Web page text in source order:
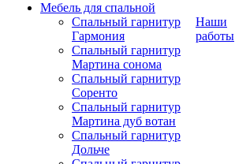
Мебель для спальной
Спальный гарнитур
Гармония
Спальный гарнитур
Мартина сонома
Спальный гарнитур
Соренто
Спальный гарнитур
Мартина дуб вотан
Спальный гарнитур
Дольче
Наши
работы